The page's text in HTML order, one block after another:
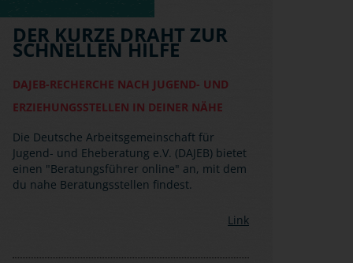
Themenfeld linker Militanz spielt.
DER KURZE DRAHT ZUR
SCHNELLEN HILFE
DAJEB-RECHERCHE NACH JUGEND- UND
ERZIEHUNGSSTELLEN IN DEINER NÄHE
Die Deutsche Arbeitsgemeinschaft für
Jugend- und Eheberatung e.V. (DAJEB) bietet
einen "Beratungsführer online" an, mit dem
du nahe Beratungsstellen findest.
Link